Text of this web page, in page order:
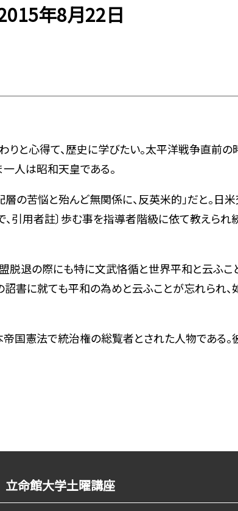
年8月22日
と心得て、歴史に学びたい。太平洋戦争直前
人は昭和天皇である。
の苦悩と殆んど無関係に、反英米的」だと。日
引用者註〕歩む事を指導者階級に依て教えられ
脱退の際にも特に文武恪循と世界平和と云ふこ
書に就ても平和の為めと云ふことが忘れられ
国憲法で統治権の総覧者とされた人物である。
立命館大学土曜講座